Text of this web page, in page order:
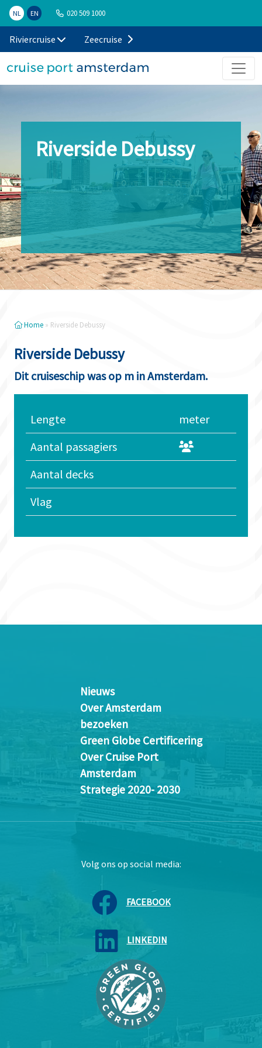
NL EN 020 509 1000
Riviercruise Zeecruise
Riverside Debussy
Home » Riverside Debussy
Riverside Debussy
Dit cruiseschip was op m in Amsterdam.
Lengte
meter
Aantal passagiers
Aantal decks
Vlag
Nieuws
Over Amsterdam
bezoeken
Green Globe Certificering
Over Cruise Port
Amsterdam
Strategie 2020- 2030
Volg ons op social media:
FACEBOOK
LINKEDIN